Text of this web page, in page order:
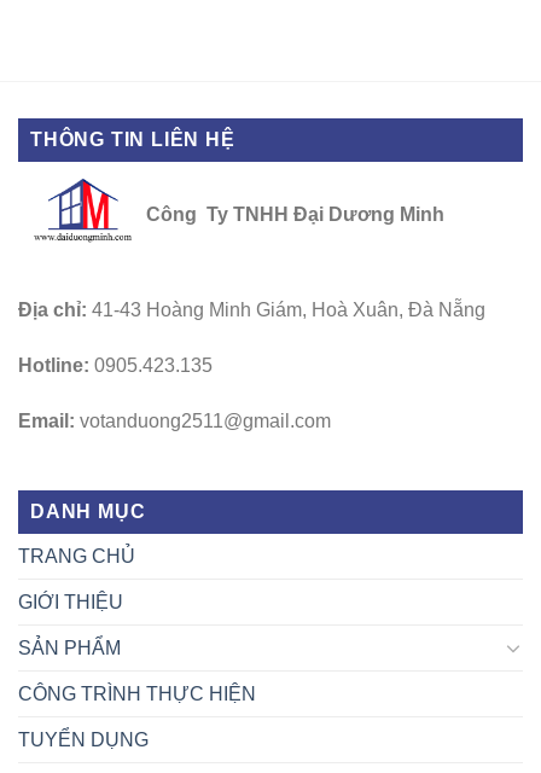
THÔNG TIN LIÊN HỆ
Công Ty TNHH Đại Dương Minh
Địa chỉ: 41-43 Hoàng Minh Giám, Hoà Xuân, Đà Nẵng
Hotline: 0905.423.135
Email: votanduong2511@gmail.com
DANH MỤC
TRANG CHỦ
GIỚI THIỆU
SẢN PHẨM
CÔNG TRÌNH THỰC HIỆN
TUYỂN DỤNG